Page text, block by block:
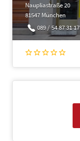
Naupliastraße 20
81547 München
089 / 54 87 31 17